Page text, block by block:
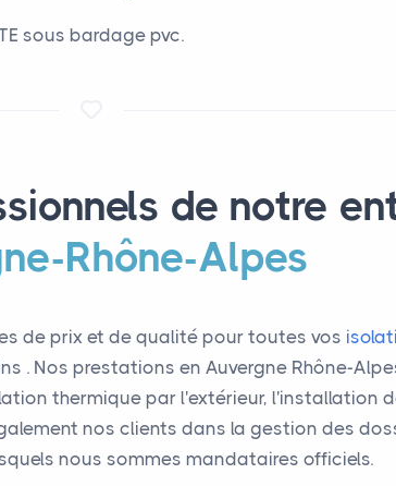
sous bardage pvc.
de notre
Rhône-Alpes
de prix et de qualité pour toutes vos
. Nos prestations en Auvergne Rhône-
thermique par l'extérieur, l'installation
nos clients dans la gestion des
nous sommes mandataires officiels.